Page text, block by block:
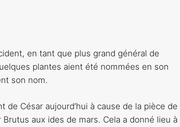
en tant que plus grand général de
plantes aient été nommées en son
son nom.
de César aujourd’hui à cause de la pièce de
aux ides de mars. Cela a donné lieu à